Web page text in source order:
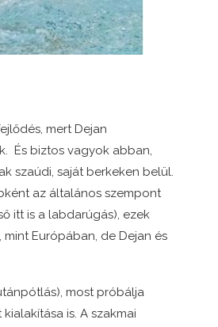
mert Dejan
És biztos vagyok abban,
szaúdi, saját berkeken belül.
az általános szempont
itt is a labdarúgás), ezek
Európában, de Dejan és
most próbálja
is. A szakmai